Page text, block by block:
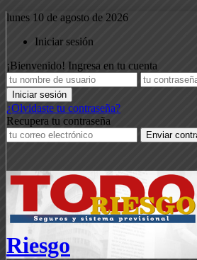
lunes 10 de agosto de 2026
Iniciar sesión
¡Bienvenido! Ingresa en tu cuenta
¿Olvidaste tu contraseña?
Recupera tu contraseña
Riesgo